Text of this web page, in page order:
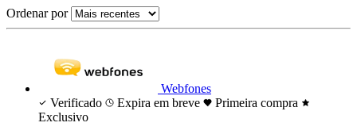
Ordenar por
Webfones
Verificado
Expira em breve
Primeira compra
Exclusivo